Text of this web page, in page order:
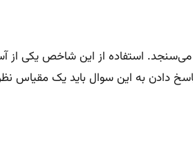
می‌سنجد. استفاده از این شاخص یکی از
دادن به این سوال باید یک مقیاس